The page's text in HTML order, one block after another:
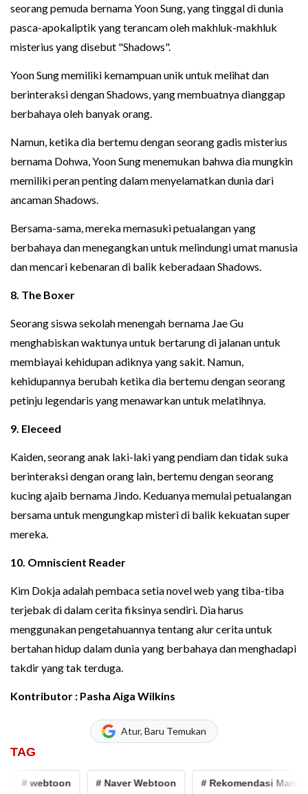
seorang pemuda bernama Yoon Sung, yang tinggal di dunia
pasca-apokaliptik yang terancam oleh makhluk-makhluk
misterius yang disebut "Shadows".
Yoon Sung memiliki kemampuan unik untuk melihat dan
berinteraksi dengan Shadows, yang membuatnya dianggap
berbahaya oleh banyak orang.
Namun, ketika dia bertemu dengan seorang gadis misterius
bernama Dohwa, Yoon Sung menemukan bahwa dia mungkin
memiliki peran penting dalam menyelamatkan dunia dari
ancaman Shadows.
Bersama-sama, mereka memasuki petualangan yang
berbahaya dan menegangkan untuk melindungi umat manusia
dan mencari kebenaran di balik keberadaan Shadows.
8. The Boxer
Seorang siswa sekolah menengah bernama Jae Gu
menghabiskan waktunya untuk bertarung di jalanan untuk
membiayai kehidupan adiknya yang sakit. Namun,
kehidupannya berubah ketika dia bertemu dengan seorang
petinju legendaris yang menawarkan untuk melatihnya.
9. Eleceed
Kaiden, seorang anak laki-laki yang pendiam dan tidak suka
berinteraksi dengan orang lain, bertemu dengan seorang
kucing ajaib bernama Jindo. Keduanya memulai petualangan
bersama untuk mengungkap misteri di balik kekuatan super
mereka.
10. Omniscient Reader
Kim Dokja adalah pembaca setia novel web yang tiba-tiba
terjebak di dalam cerita fiksinya sendiri. Dia harus
menggunakan pengetahuannya tentang alur cerita untuk
bertahan hidup dalam dunia yang berbahaya dan menghadapi
takdir yang tak terduga.
Kontributor : Pasha Aiga Wilkins
Atur, Baru Temukan
TAG
# webtoon # Naver Webtoon # Rekomendasi Manhwa